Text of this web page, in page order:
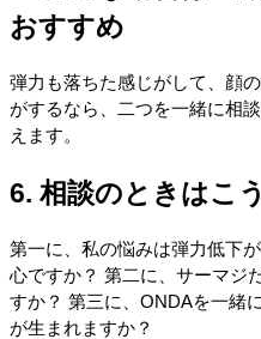
おすすめ
弾力も落ちた感じがして、顔
がするなら、二つを一緒に相
えます。
6. 相談のときはこ
第一に、私の悩みは弾力低下
心ですか？ 第二に、サーマジ
すか？ 第三に、ONDAを一緒
が生まれますか？